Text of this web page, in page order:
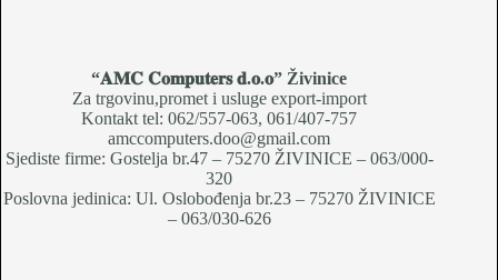
“𝐀𝐌𝐂 𝐂𝐨𝐦𝐩𝐮𝐭𝐞𝐫𝐬 𝐝.𝐨.𝐨” Živinice
Za trgovinu,promet i usluge export-import
Kontakt tel: 062/557-063, 061/407-757
amccomputers.doo@gmail.com
Sjediste firme: Gostelja br.47 – 75270 ŽIVINICE – 063/000-
320
Poslovna jedinica: Ul. Oslobođenja br.23 – 75270 ŽIVINICE
– 063/030-626